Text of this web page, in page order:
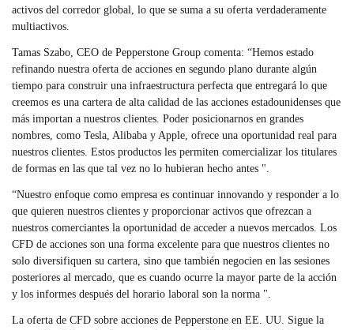
activos del corredor global, lo que se suma a su oferta verdaderamente
multiactivos.
Tamas Szabo, CEO de Pepperstone Group comenta: “Hemos estado
refinando nuestra oferta de acciones en segundo plano durante algún
tiempo para construir una infraestructura perfecta que entregará lo que
creemos es una cartera de alta calidad de las acciones estadounidenses que
más importan a nuestros clientes. Poder posicionarnos en grandes
nombres, como Tesla, Alibaba y Apple, ofrece una oportunidad real para
nuestros clientes. Estos productos les permiten comercializar los titulares
de formas en las que tal vez no lo hubieran hecho antes ".
“Nuestro enfoque como empresa es continuar innovando y responder a lo
que quieren nuestros clientes y proporcionar activos que ofrezcan a
nuestros comerciantes la oportunidad de acceder a nuevos mercados. Los
CFD de acciones son una forma excelente para que nuestros clientes no
solo diversifiquen su cartera, sino que también negocien en las sesiones
posteriores al mercado, que es cuando ocurre la mayor parte de la acción
y los informes después del horario laboral son la norma ".
La oferta de CFD sobre acciones de Pepperstone en EE. UU. Sigue la